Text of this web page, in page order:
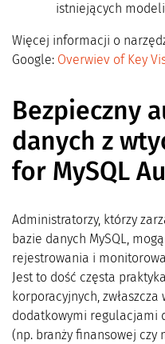
istniejących
Więcej informacji o
Google: Overwiev of Key
Bezpieczny
danych z
for MySQL
Administratorzy, którzy
bazie danych MySQL,
rejestrowania i
Jest to dość częsta
korporacyjnych,
dodatkowymi regulacjami
(np. branży finansowej czy